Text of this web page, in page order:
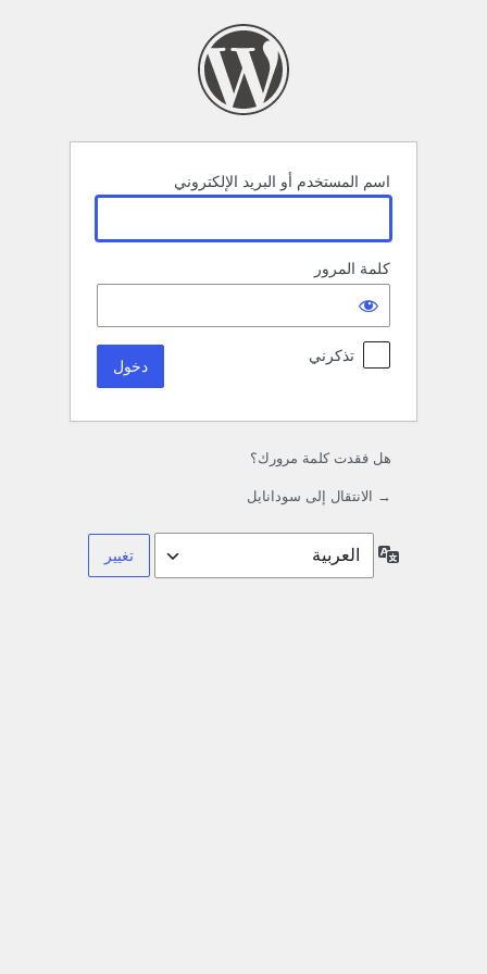
اسم المستخدم أو البريد الإلكتروني
كلمة المرور
تذكرني
هل فقدت كلمة مرورك؟
→ الانتقال إلى سودانايل
اللغة